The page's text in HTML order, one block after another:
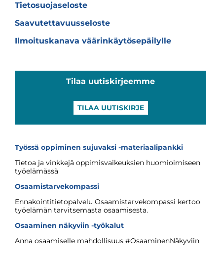
Tietosuojaseloste
Saavutettavuusseloste
Ilmoituskanava väärinkäytösepäilylle
Tilaa uutiskirjeemme
TILAA UUTISKIRJE
Työssä oppiminen sujuvaksi -materiaalipankki
Tietoa ja vinkkejä oppimisvaikeuksien huomioimiseen
työelämässä
Osaamistarvekompassi
Ennakointitietopalvelu Osaamistarvekompassi kertoo
työelämän tarvitsemasta osaamisesta.
Osaaminen näkyviin -työkalut
Anna osaamiselle mahdollisuus #OsaaminenNäkyviin